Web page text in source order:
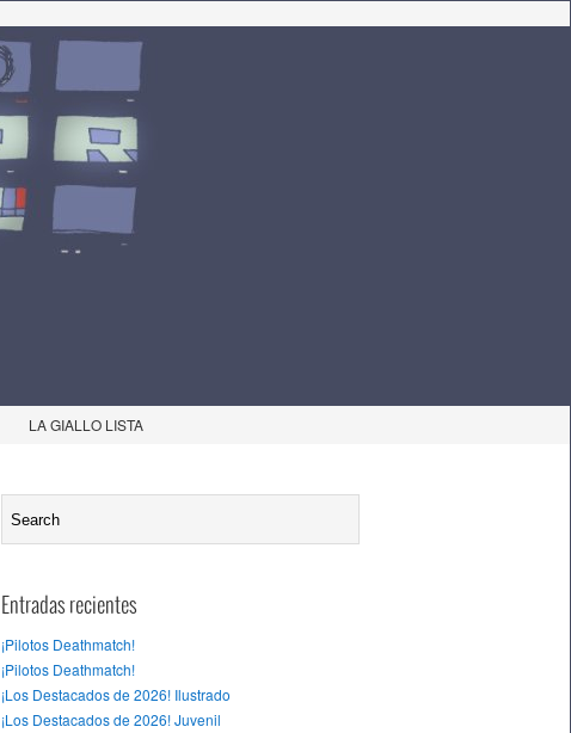
LA GIALLO LISTA
Entradas recientes
¡Pilotos Deathmatch!
¡Pilotos Deathmatch!
¡Los Destacados de 2026! Ilustrado
¡Los Destacados de 2026! Juvenil